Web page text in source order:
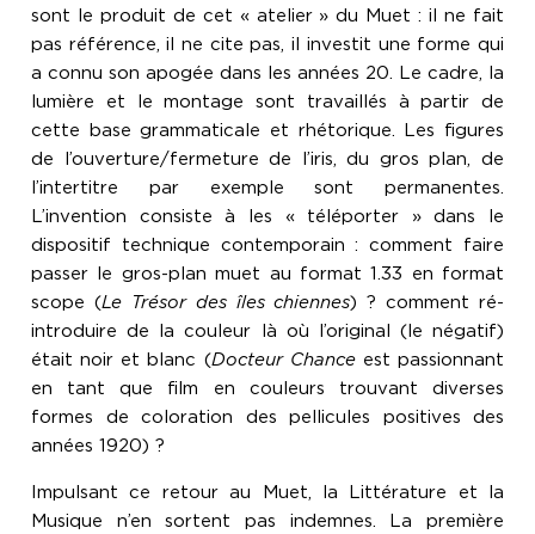
sont le produit de cet « atelier » du Muet : il ne fait
pas référence, il ne cite pas, il investit une forme qui
a connu son apogée dans les années 20. Le cadre, la
lumière et le montage sont travaillés à partir de
cette base grammaticale et rhétorique. Les figures
de l’ouverture/fermeture de l’iris, du gros plan, de
l’intertitre par exemple sont permanentes.
L’invention consiste à les « téléporter » dans le
dispositif technique contemporain : comment faire
passer le gros-plan muet au format 1.33 en format
scope (Le Trésor des îles chiennes) ? comment ré-
introduire de la couleur là où l’original (le négatif)
était noir et blanc (Docteur Chanceest passionnant
en tant que film en couleurs trouvant diverses
formes de coloration des pellicules positives des
années 1920) ?
Impulsant ce retour au Muet, la Littérature et la
Musique n’en sortent pas indemnes. La première